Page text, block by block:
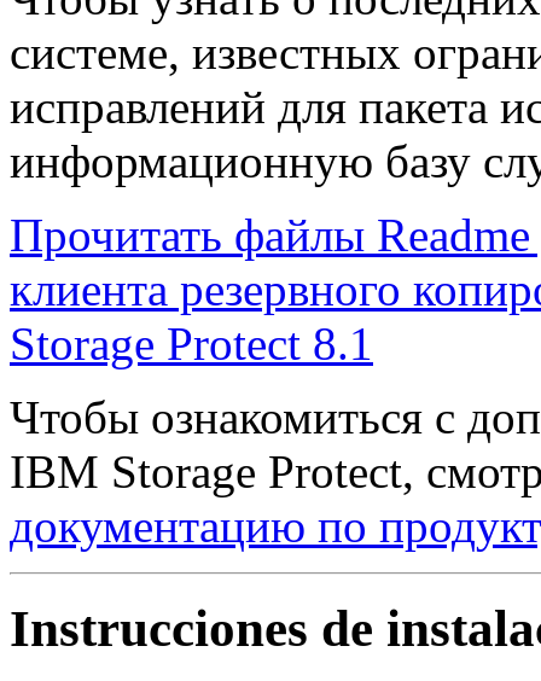
системе, известных
исправлений для пакета
информационную базу
Прочитать файлы Readme
клиента резервного
Storage Protect 8.1
Чтобы ознакомиться с
IBM Storage Protect,
документацию по
Instrucciones de